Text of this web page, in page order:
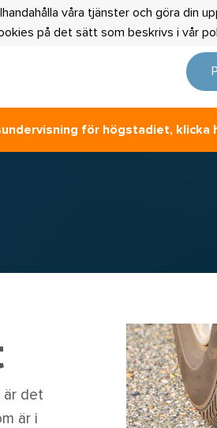
våra tjänster och göra din
på det sätt som beskrivs i vår
för högstadiet, klicka
är det
är i